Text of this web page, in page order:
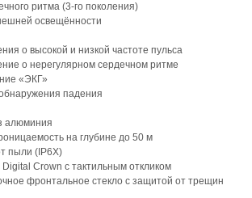
ритма (3‑го поколения)
освещённости
о высокой и низкой частоте пульса
о нерегулярном сердечном ритме
«ЭКГ»
падения
алюминия
на глубине до 50 м
пыли (IP6X)
Digital Crown с тактильным откликом
фронтальное стекло с защитой от трещин